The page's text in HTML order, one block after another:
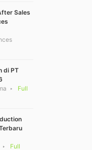
Sales
di PT
Full
Full